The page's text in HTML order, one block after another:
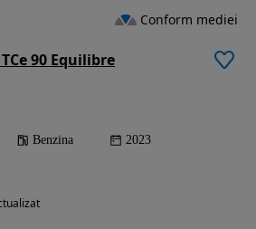
90 Equilibre
Benzina 2023
Conform mediei